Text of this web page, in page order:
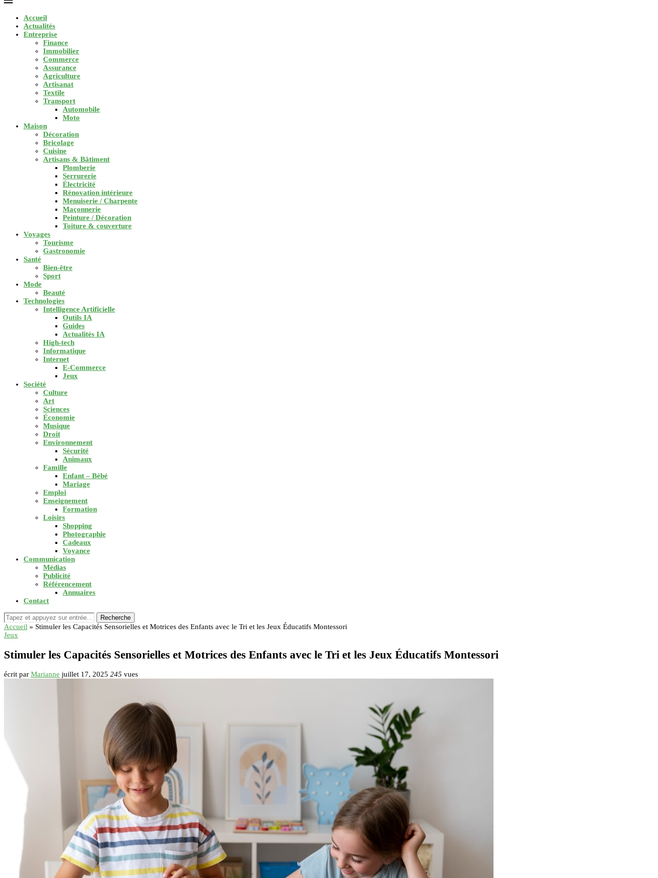
Accueil
Actualités
Entreprise
Finance
Immobilier
Commerce
Assurance
Agriculture
Artisanat
Textile
Transport
Automobile
Moto
Maison
Décoration
Bricolage
Cuisine
Artisans & Bâtiment
Plomberie
Serrurerie
Électricité
Rénovation intérieure
Menuiserie / Charpente
Maçonnerie
Peinture / Décoration
Toiture & couverture
Voyages
Tourisme
Gastronomie
Santé
Bien-être
Sport
Mode
Beauté
Technologies
Intelligence Artificielle
Outils IA
Guides
Actualités IA
High-tech
Informatique
Internet
E-Commerce
Jeux
Société
Culture
Art
Sciences
Économie
Musique
Droit
Environnement
Sécurité
Animaux
Famille
Enfant – Bébé
Mariage
Emploi
Enseignement
Formation
Loisirs
Shopping
Photographie
Cadeaux
Voyance
Communication
Médias
Publicité
Référencement
Annuaires
Contact
Recherche
Accueil » Stimuler les Capacités Sensorielles et Motrices des Enfants avec le Tri et les Jeux Éducatifs Montessori
Jeux
Stimuler les Capacités Sensorielles et Motrices des Enfants avec le Tri et les Jeux Éducatifs Montessori
écrit par Marianne juillet 17, 2025 245 vues